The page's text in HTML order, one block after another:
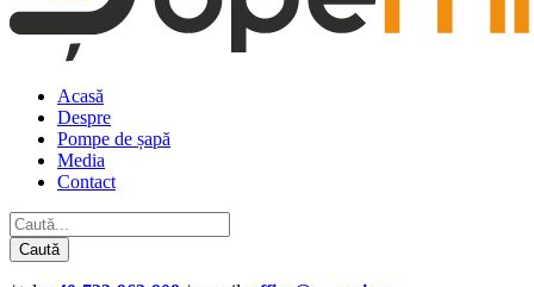
Acasă
Despre
Pompe de șapă
Media
Contact
Caută